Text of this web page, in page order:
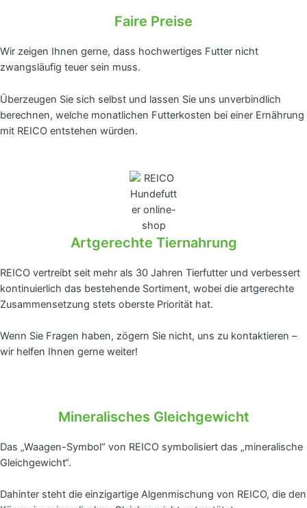
Faire Preise
Wir zeigen Ihnen gerne, dass hochwertiges Futter nicht
zwangsläufig teuer sein muss.
Überzeugen Sie sich selbst und lassen Sie uns unverbindlich
berechnen, welche monatlichen Futterkosten bei einer Ernährung
mit REICO entstehen würden.
Artgerechte Tiernahrung
REICO vertreibt seit mehr als 30 Jahren Tierfutter und verbessert
kontinuierlich das bestehende Sortiment, wobei die artgerechte
Zusammensetzung stets oberste Priorität hat.
Wenn Sie Fragen haben, zögern Sie nicht, uns zu kontaktieren –
wir helfen Ihnen gerne weiter!
Mineralisches Gleichgewicht
Das „Waagen-Symbol“ von REICO symbolisiert das „mineralische
Gleichgewicht“.
Dahinter steht die einzigartige Algenmischung von REICO, die den